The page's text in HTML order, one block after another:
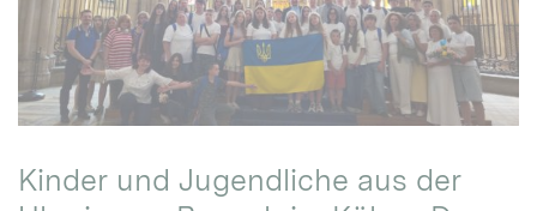
Kinder und Jugendliche aus der